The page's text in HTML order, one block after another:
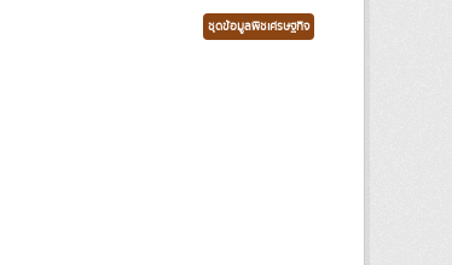
ชุดข้อมูลพืชเศรษฐกิจ